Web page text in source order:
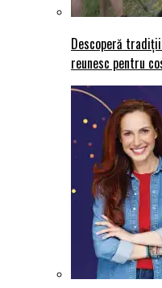
Descoperă
reunesc pentru